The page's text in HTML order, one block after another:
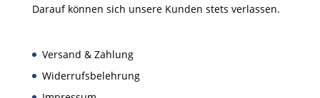
Darauf können sich unsere Kunden stets verlassen.
Versand & Zahlung
Widerrufsbelehrung